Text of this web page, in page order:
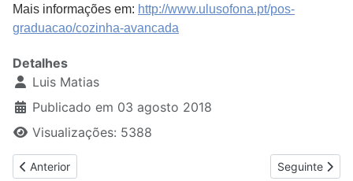
Mais informações em: http://www.ulusofona.pt/pos-
graduacao/cozinha-avancada
Detalhes
Luis Matias
Publicado em 03 agosto 2018
Visualizações: 5388
Artigo anterior: Maria de Lourdes Modesto, Acervo da nossa
Anterior Artigo
Seguinte